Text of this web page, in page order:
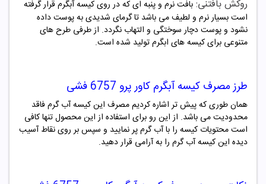
روکش بافتنی: بافت نرم و پنبه ای که در روی کیسه آبگرم قرار گرفته
است بسیار نرم و لطیف می باشد تا گرمای شدیدی به پوست داده
نشود و پوست دچار سوختگی و التهاب نگردد. از طرفی طرح های
متنوعی برای کیسه های ابگرم تولید شده است.
طرز مصرف کیسه آبگرم کاور پرو 6757 فشی
همان طوری که پیش تر اشاره کردیم مصرف این کیسه آب گرم فاقد
محدودیت می باشد. از این رو برای استفاده از این محصول تنها کافی
است محتویات کیسه را با آب گرم پر نمایید و سپس بر روی نقاط آسیب
دیده این کیسه آب گرم را به آرامی قرار دهید.